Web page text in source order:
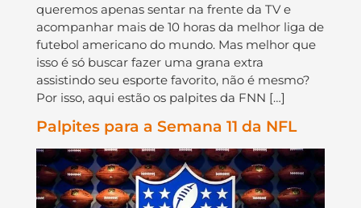
queremos apenas sentar na frente da TV e
acompanhar mais de 10 horas da melhor liga de
futebol americano do mundo. Mas melhor que
isso é só buscar fazer uma grana extra
assistindo seu esporte favorito, não é mesmo?
Por isso, aqui estão os palpites da FNN […]
Palpites para a Semana 11 da NFL